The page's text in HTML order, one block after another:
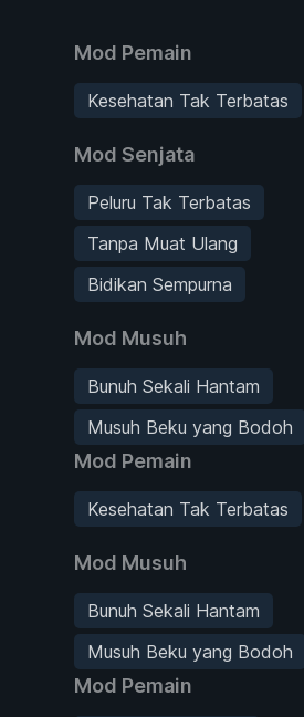
Mod Pemain
Kesehatan Tak Terbatas
Mod Senjata
Peluru Tak Terbatas
Tanpa Muat Ulang
Bidikan Sempurna
Mod Musuh
Bunuh Sekali Hantam
Musuh Beku yang Bodoh
Mod Pemain
Kesehatan Tak Terbatas
Mod Musuh
Bunuh Sekali Hantam
Musuh Beku yang Bodoh
Mod Pemain